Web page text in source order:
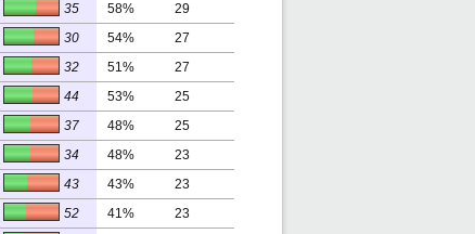
35 58%
29
30 54%
27
32 51%
27
44 53%
25
37 48%
25
34 48%
23
43 43%
23
52 41%
23